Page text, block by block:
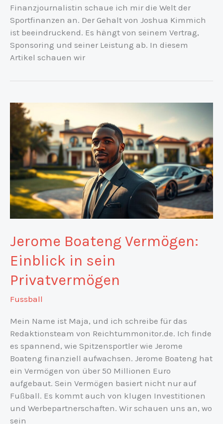
Finanzjournalistin schaue ich mir die Welt der
Sportfinanzen an. Der Gehalt von Joshua Kimmich
ist beeindruckend. Es hängt von seinem Vertrag,
Sponsoring und seiner Leistung ab. In diesem
Artikel schauen wir
Jerome Boateng Vermögen:
Einblick in sein
Privatvermögen
Fussball
Mein Name ist Maja, und ich schreibe für das
Redaktionsteam von Reichtummonitor.de. Ich finde
es spannend, wie Spitzensportler wie Jerome
Boateng finanziell aufwachsen. Jerome Boateng hat
ein Vermögen von über 50 Millionen Euro
aufgebaut. Sein Vermögen basiert nicht nur auf
Fußball. Es kommt auch von klugen Investitionen
und Werbepartnerschaften. Wir schauen uns an, wo
sein